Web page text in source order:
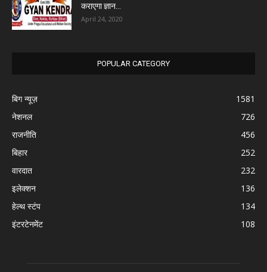
कराएगा ज्ञान...
April 24, 2020
POPULAR CATEGORY
बिग न्यूज़
1581
नेशनल
726
राजनीति
456
बिहार
252
वारदात
232
इलेक्शन
136
हेल्थ स्टंप
134
इंटरटेनमेंट
108